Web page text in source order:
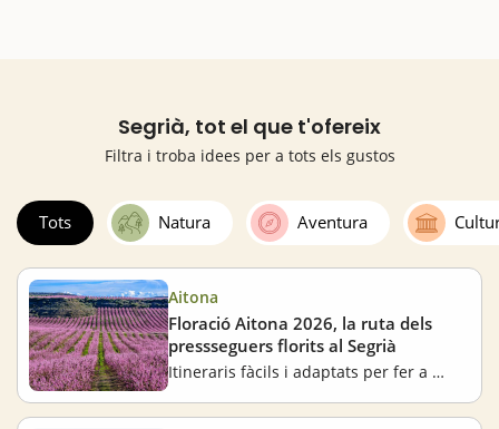
Segrià, tot el que t'ofereix
Filtra i troba idees per a tots els gustos
Tots Natura Aventura
Aitona
Floració Aitona 2026, la ruta dels
pressseguers florits al Segrià
Itineraris fàcils i adaptats per fer a peu, en bicicleta o en cotxe